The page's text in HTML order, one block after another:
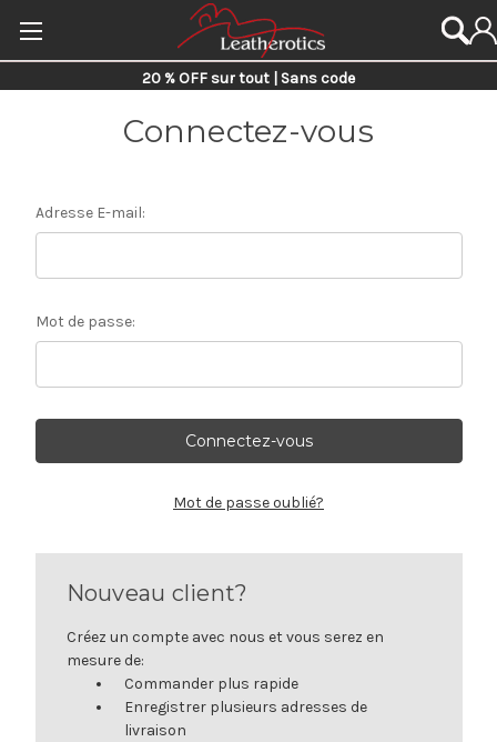
20 % OFF sur tout | Sans code
Connectez-vous
Adresse E-mail:
Mot de passe:
Mot de passe oublié?
Nouveau client?
Créez un compte avec nous et vous serez en
mesure de:
Commander plus rapide
Enregistrer plusieurs adresses de
livraison